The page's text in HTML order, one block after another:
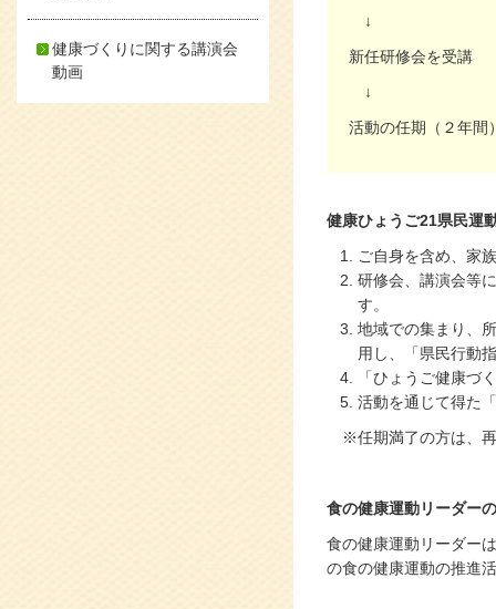
↓
新任研修会を受
↓
活動の任期（２年間
健康ひょうご21県民運
ご自身を含め、家
研修会、講演会等
す。
地域での集まり、
用し、「県民行動
「ひょうご健康づ
活動を通じて得た
※任期満了の方は、再
食の健康運動リーダー
食の健康運動リーダー
の食の健康運動の推進
健康づくりに関する講演会
動画